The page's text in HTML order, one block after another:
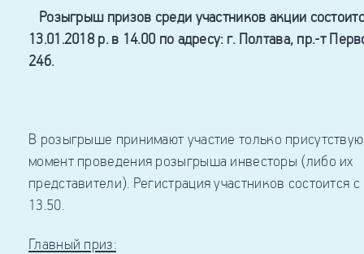
Розыгрыш призов среди участников акции
13.01.2018 р. в 14.00 по адресу: г. Полтава, пр.-т
24б.
В розыгрыше принимают участие только
момент проведения розыгрыша инвесторы (либо их
представители). Регистрация участников состоится
13.50.
Главный приз: